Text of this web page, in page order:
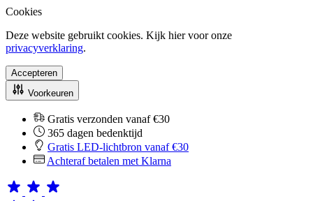
Cookies
Deze website gebruikt cookies. Kijk hier voor onze
privacyverklaring.
Accepteren
Voorkeuren
Gratis verzonden vanaf €30
365 dagen bedenktijd
Gratis LED-lichtbron vanaf €30
Achteraf betalen met Klarna